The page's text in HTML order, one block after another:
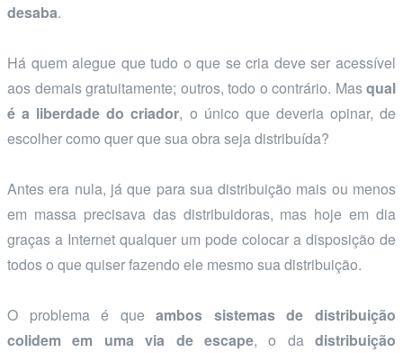
desaba.
Há quem alegue que tudo o que se cria deve ser acessível
aos demais gratuitamente; outros, todo o contrário. Masqual
é a liberdade do criador, o único que deveria opinar, de
escolher como quer que sua obra seja distribuída?
Antes era nula, já que para sua distribuição mais ou menos
em massa precisava das distribuidoras, mas hoje em dia
graças a Internet qualquer um pode colocar a disposição de
todos o que quiser fazendo ele mesmo sua distribuição.
O problema é queambos sistemas de distribuição
colidem em uma via de escape, o da distribuição